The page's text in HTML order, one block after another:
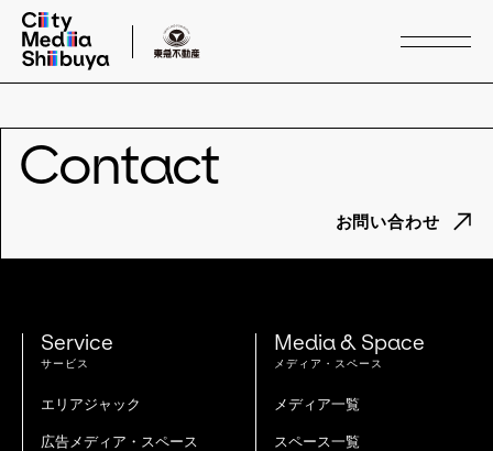
Service
サービス
メディア・スペース
Case Study
事例紹介
Buildings
施設
トップページ
Contact
お問い合わせ
Service
サービス
エリアジャック
広告メディア・スペース
Media & Space
メディア・スペース
メディア一覧
スペース一覧